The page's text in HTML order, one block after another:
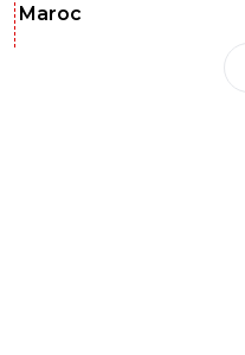
Maroc